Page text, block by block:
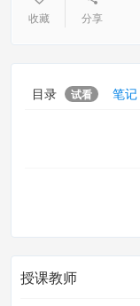
收藏 分享
目录 试看 笔记
授课教师